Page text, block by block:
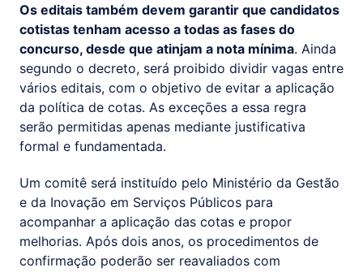
Os editais também devem garantir que candidatos
cotistas tenham acesso a todas as fases do
concurso, desde que atinjam a nota mínima. Ainda
segundo o decreto, será proibido dividir vagas entre
vários editais, com o objetivo de evitar a aplicação
da política de cotas. As exceções a essa regra
serão permitidas apenas mediante justificativa
formal e fundamentada.
Um comitê será instituído pelo Ministério da Gestão
e da Inovação em Serviços Públicos para
acompanhar a aplicação das cotas e propor
melhorias. Após dois anos, os procedimentos de
confirmação poderão ser reavaliados com